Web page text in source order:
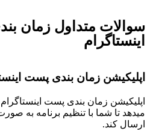
متداول زمان
زمان بندی پست
زمان بندی پست اینستاگرام به
تا شما با تنظیم برنامه به صورت
کند.